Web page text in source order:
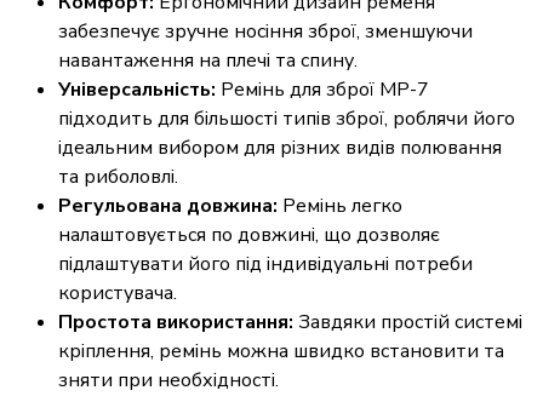
забезпечує зручне носіння зброї, зменшуючи
навантаження на плечі та спину.
Універсальність: Ремінь для зброї МР-7
підходить для більшості типів зброї, роблячи його
ідеальним вибором для різних видів полювання
та риболовлі.
Регульована довжина: Ремінь легко
налаштовується по довжині, що дозволяє
підлаштувати його під індивідуальні потреби
користувача.
Простота використання: Завдяки простій системі
кріплення, ремінь можна швидко встановити та
зняти при необхідності.